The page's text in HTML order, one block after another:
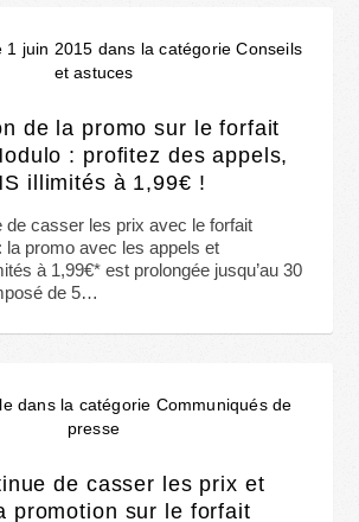
1 juin 2015 dans la catégorie Conseils
et astuces
de la promo sur le forfait
: profitez des appels,
illimités à 1,99€ !
de casser les prix avec le forfait
la promo avec les appels et
à 1,99€* est prolongée jusqu’au 30
de 5…
dans la catégorie Communiqués de
presse
de casser les prix et
promotion sur le forfait